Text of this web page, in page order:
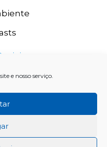
e nosso serviço.